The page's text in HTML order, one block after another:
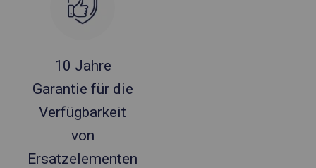
10 Jahre
Garantie für die
Verfügbarkeit
von
Ersatzelementen